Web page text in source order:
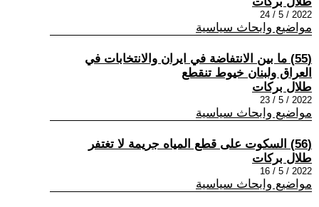
2022 / 5 / 24
مواضيع وابحاث سياسية
(55) ما بين الانتفاضة في ايران والانتخابات في
العراق ولبنان خيوط تنقطع
طلال بركات
2022 / 5 / 23
مواضيع وابحاث سياسية
(56) السكوت على قطع المياه جريمة لا تغتفر
طلال بركات
2022 / 5 / 16
مواضيع وابحاث سياسية